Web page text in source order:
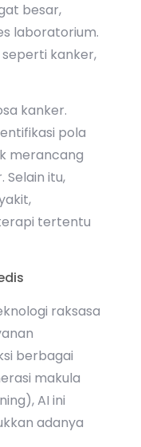
besar,
laboratorium.
kanker,
kanker.
pola
merancang
itu,
tertentu
raksasa
berbagai
makula
AI ini
adanya